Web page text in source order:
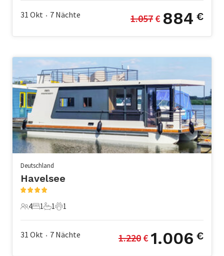
31 Okt • 7 Nächte 1.057 € 884 €
Deutschland
Havelsee
4 Gäste
4
1 Schlafzimmer
1
1 Badezimmer
1
1 Haustier
1
31 Okt • 7 Nächte 1.220 € 1.006 €